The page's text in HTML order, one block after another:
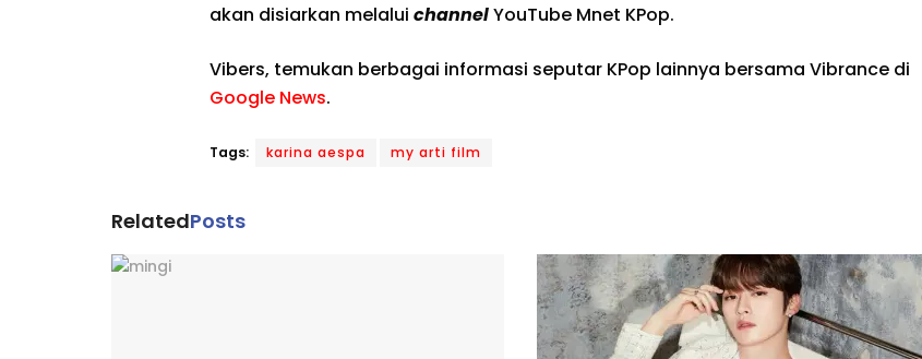
akan disiarkan melalui channelYouTube Mnet KPop.
Vibers, temukan berbagai informasi seputar KPop lainnya bersama Vibrance di
Google News.
Tags: karina aespa my arti film
RelatedPosts